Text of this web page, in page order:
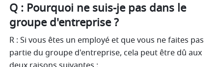
Q : Pourquoi ne suis-je pas dans le
groupe d'entreprise ?
R : Si vous êtes un employé et que vous ne faites pas
partie du groupe d'entreprise, cela peut être dû aux